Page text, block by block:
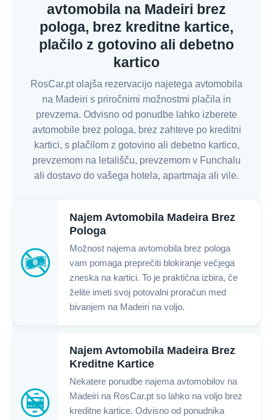
avtomobila na Madeiri brez
pologa, brez kreditne kartice,
plačilo z gotovino ali debetno
kartico
RosCar.pt olajša rezervacijo najetega avtomobila
na Madeiri s priročnimi možnostmi plačila in
prevzema. Odvisno od ponudbe lahko izberete
avtomobile brez pologa, brez zahteve po kreditni
kartici, s plačilom z gotovino ali debetno kartico,
prevzemom na letališču, prevzemom v Funchalu
ali dostavo do vašega hotela, apartmaja ali vile.
Najem Avtomobila Madeira Brez
Pologa
Možnost najema avtomobila brez pologa
vam pomaga preprečiti blokiranje večjega
zneska na kartici. To je praktična izbira, če
želite imeti svoj potovalni proračun med
bivanjem na Madeiri na voljo.
Najem Avtomobila Madeira Brez
Kreditne Kartice
Nekatere ponudbe najema avtomobilov na
Madeiri na RosCar.pt so lahko na voljo brez
kreditne kartice. Odvisno od ponudnika